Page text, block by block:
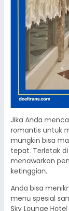
Jika Anda
romantis untuk
mungkin bisa
tepat. Terletak
menawarkan
ketinggian.
Anda bisa
menu spesial
Sky Lounge